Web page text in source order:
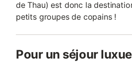
de Thau) est donc la
petits groupes de copains !
Pour un séjour